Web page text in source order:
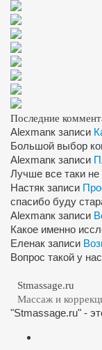
Последние
Alexmanк записи
Большой выбор
Alexmanк записи
Лучше все таки
Настяк записи
спасибо буду
Alexmanк записи
Какое именно
Еленак записи
Вопрос такой у
Stmassage.ru
Массаж и
"Stmassage.ru" -